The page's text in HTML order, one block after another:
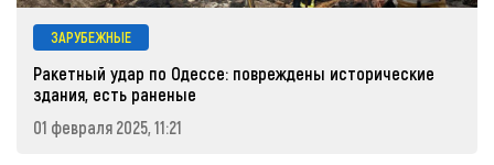
ЗАРУБЕЖНЫЕ
Ракетный удар по Одессе: повреждены исторические
здания, есть раненые
01 февраля 2025, 11:21